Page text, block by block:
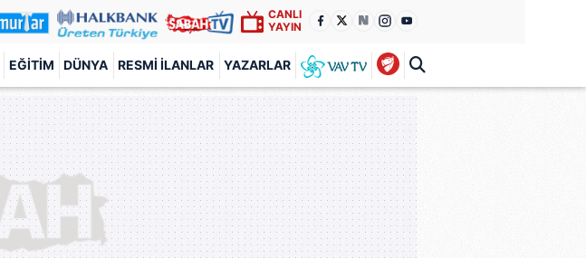
CANLI
YAYIN
EĞITIM DÜNYA RESMI İLANLAR YAZARLAR